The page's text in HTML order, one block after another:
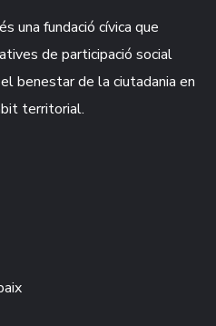
és una fundació cívica que
de participació social
benestar de la ciutadania en
territorial.